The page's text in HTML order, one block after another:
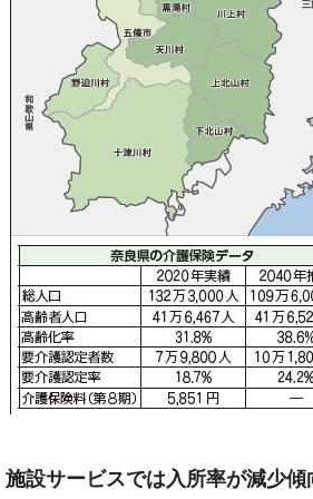
施設サービスでは入所率が減少傾